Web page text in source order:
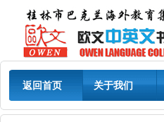
返回首页 关于我们